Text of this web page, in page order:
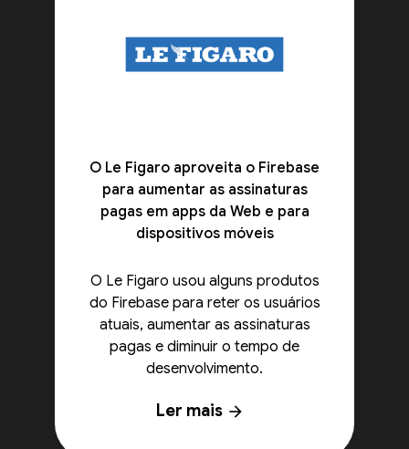
O Le Figaro aproveita o Firebase
para aumentar as assinaturas
pagas em apps da Web e para
dispositivos móveis
O Le Figaro usou alguns produtos
do Firebase para reter os usuários
atuais, aumentar as assinaturas
pagas e diminuir o tempo de
desenvolvimento.
Ler mais arrow_forward